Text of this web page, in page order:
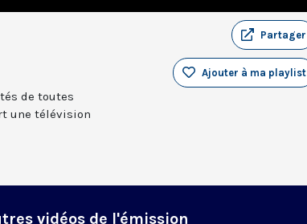
Partager
Ajouter à ma playlist
de toutes
une télévision
vidéos de l'émission